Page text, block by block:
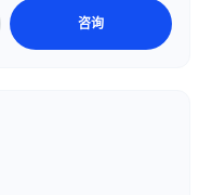
頂けるコンテンツ制
会の主催やスポンサ
咨询